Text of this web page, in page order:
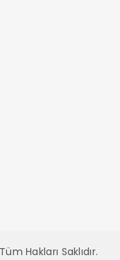
Hakları Saklıdır.